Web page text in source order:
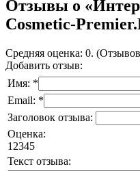
Отзывы о
Cosmetic-
Средняя оценка: 0.
Добавить отзыв:
Имя: *
Email: *
Заголовок отзыва:
Оценка:
1 2345
Текст отзыва: